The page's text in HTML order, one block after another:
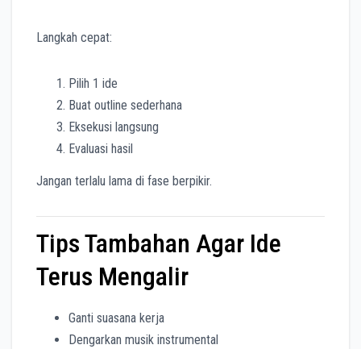
Langkah cepat:
Pilih 1 ide
Buat outline sederhana
Eksekusi langsung
Evaluasi hasil
Jangan terlalu lama di fase berpikir.
Tips Tambahan Agar Ide
Terus Mengalir
Ganti suasana kerja
Dengarkan musik instrumental